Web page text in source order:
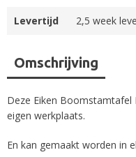
Omschrijving
Deze Eiken
eigen werkplaats.
En kan gemaakt worden in
Levertijd 2,5 week